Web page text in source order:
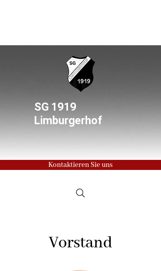
SG 1919
Limburgerhof
Kontaktieren Sie uns
Vorstand